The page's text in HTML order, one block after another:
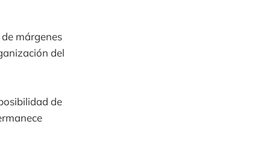
márgenes
del
de